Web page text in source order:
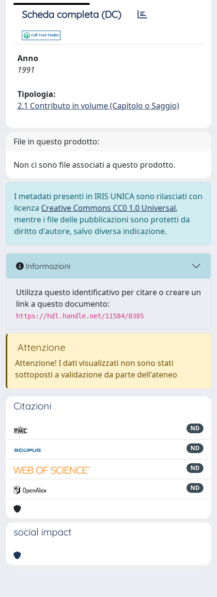
Scheda completa (DC)
Anno
1991
Tipologia:
2.1 Contributo in volume (Capitolo o Saggio)
File in questo prodotto:
Non ci sono file associati a questo prodotto.
I metadati presenti in IRIS UNICA sono rilasciati con
licenza Creative Commons CC0 1.0 Universal,
mentre i file delle pubblicazioni sono protetti da
diritto d'autore, salvo diversa indicazione.
Informazioni
Utilizza questo identificativo per citare o creare un
link a questo documento:
https://hdl.handle.net/11584/8385
Attenzione
Attenzione! I dati visualizzati non sono stati
sottoposti a validazione da parte dell'ateneo
Citazioni
ND
ND
ND
ND
social impact